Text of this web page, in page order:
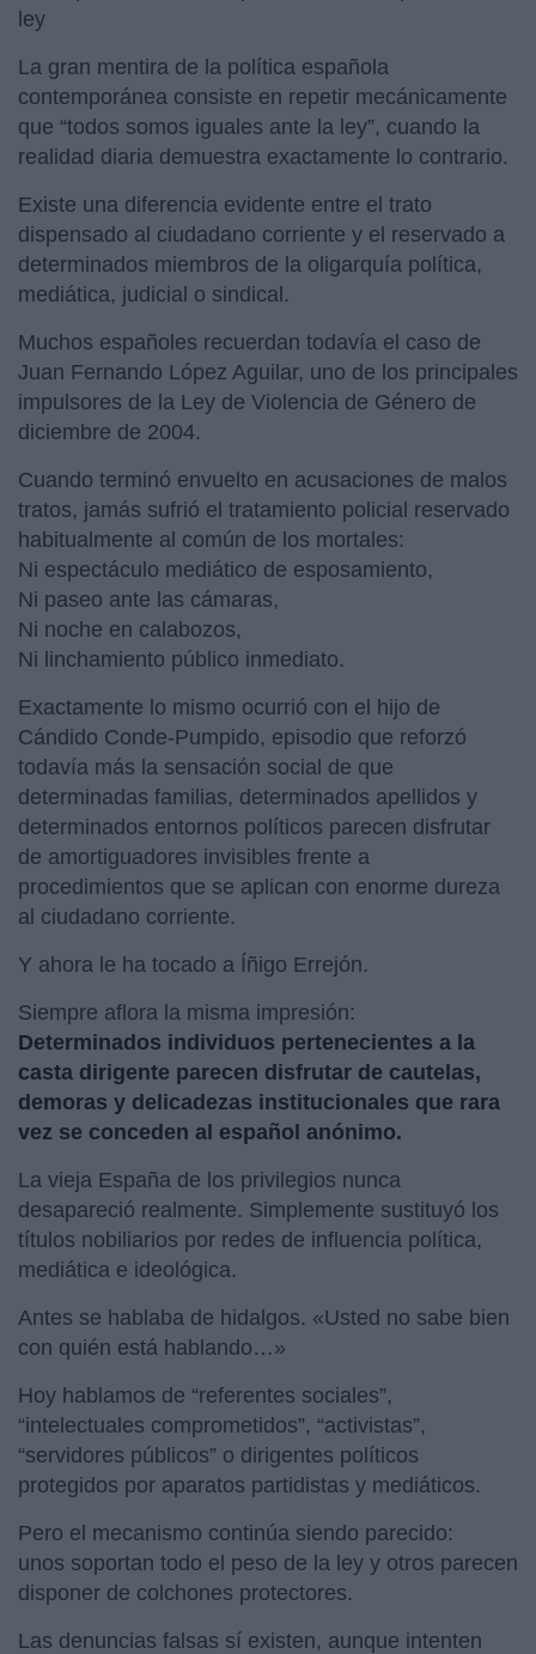
ley
La gran mentira de la política española
contemporánea consiste en repetir mecánicamente
que “todos somos iguales ante la ley”, cuando la
realidad diaria demuestra exactamente lo contrario.
Existe una diferencia evidente entre el trato
dispensado al ciudadano corriente y el reservado a
determinados miembros de la oligarquía política,
mediática, judicial o sindical.
Muchos españoles recuerdan todavía el caso de
Juan Fernando López Aguilar, uno de los principales
impulsores de la Ley de Violencia de Género de
diciembre de 2004.
Cuando terminó envuelto en acusaciones de malos
tratos, jamás sufrió el tratamiento policial reservado
habitualmente al común de los mortales:
Ni espectáculo mediático de esposamiento,
Ni paseo ante las cámaras,
Ni noche en calabozos,
Ni linchamiento público inmediato.
Exactamente lo mismo ocurrió con el hijo de
Cándido Conde-Pumpido, episodio que reforzó
todavía más la sensación social de que
determinadas familias, determinados apellidos y
determinados entornos políticos parecen disfrutar
de amortiguadores invisibles frente a
procedimientos que se aplican con enorme dureza
al ciudadano corriente.
Y ahora le ha tocado a Íñigo Errejón.
Siempre aflora la misma impresión:
Determinados individuos pertenecientes a la
casta dirigente parecen disfrutar de cautelas,
demoras y delicadezas institucionales que rara
vez se conceden al español anónimo.
La vieja España de los privilegios nunca
desapareció realmente. Simplemente sustituyó los
títulos nobiliarios por redes de influencia política,
mediática e ideológica.
Antes se hablaba de hidalgos. «Usted no sabe bien
con quién está hablando…»
Hoy hablamos de “referentes sociales”,
“intelectuales comprometidos”, “activistas”,
“servidores públicos” o dirigentes políticos
protegidos por aparatos partidistas y mediáticos.
Pero el mecanismo continúa siendo parecido:
unos soportan todo el peso de la ley y otros parecen
disponer de colchones protectores.
Las denuncias falsas sí existen, aunque intenten